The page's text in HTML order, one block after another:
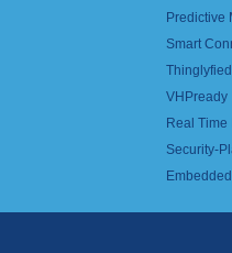
Predictive
Smart
VHPready
Real
Security-